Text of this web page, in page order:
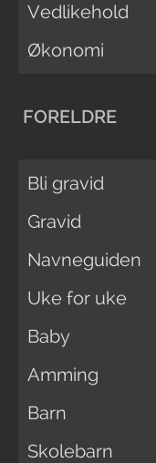
Vedlikehold
Økonomi
FORELDRE
Bli gravid
Gravid
Navneguiden
Uke for uke
Baby
Amming
Barn
Skolebarn